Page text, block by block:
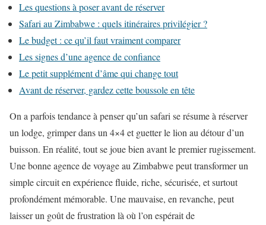
Les questions à poser avant de réserver
Safari au Zimbabwe : quels itinéraires privilégier ?
Le budget : ce qu’il faut vraiment comparer
Les signes d’une agence de confiance
Le petit supplément d’âme qui change tout
Avant de réserver, gardez cette boussole en tête
On a parfois tendance à penser qu’un safari se résume à réserver
un lodge, grimper dans un 4×4 et guetter le lion au détour d’un
buisson. En réalité, tout se joue bien avant le premier rugissement.
Une bonne agence de voyage au Zimbabwe peut transformer un
simple circuit en expérience fluide, riche, sécurisée, et surtout
profondément mémorable. Une mauvaise, en revanche, peut
laisser un goût de frustration là où l’on espérait de